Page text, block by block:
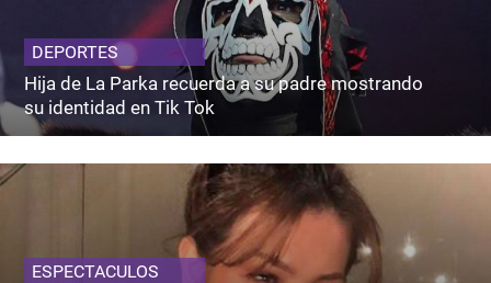
DEPORTES
Hija de La Parka recuerda a su padre mostrando
su identidad en Tik Tok
ESPECTACULOS